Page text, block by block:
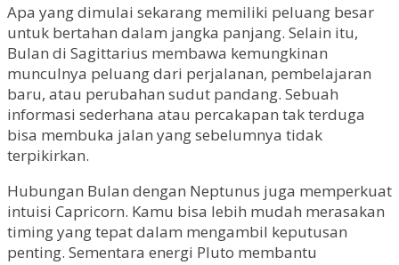
Apa yang dimulai sekarang memiliki peluang besar
untuk bertahan dalam jangka panjang. Selain itu,
Bulan di Sagittarius membawa kemungkinan
munculnya peluang dari perjalanan, pembelajaran
baru, atau perubahan sudut pandang. Sebuah
informasi sederhana atau percakapan tak terduga
bisa membuka jalan yang sebelumnya tidak
terpikirkan.
Hubungan Bulan dengan Neptunus juga memperkuat
intuisi Capricorn. Kamu bisa lebih mudah merasakan
timing yang tepat dalam mengambil keputusan
penting. Sementara energi Pluto membantu